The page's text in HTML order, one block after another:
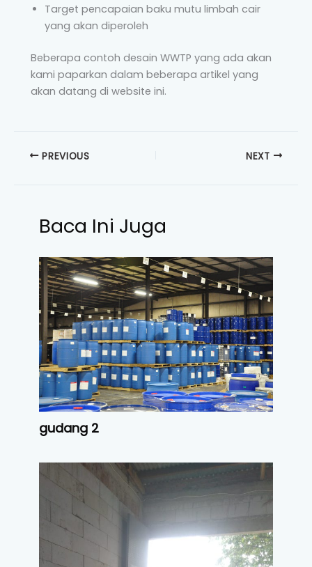
Target pencapaian baku mutu limbah cair
yang akan diperoleh
Beberapa contoh desain WWTP yang ada akan
kami paparkan dalam beberapa artikel yang
akan datang di website ini.
PREVIOUS NEXT
Baca Ini Juga
gudang 2